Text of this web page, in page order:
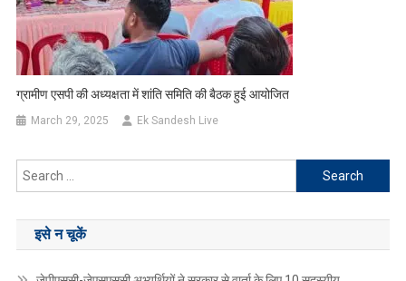
ग्रामीण एसपी की अध्यक्षता में शांति समिति की बैठक हुई आयोजित
March 29, 2025 Ek Sandesh Live
Search
for:
इसे न चूकें